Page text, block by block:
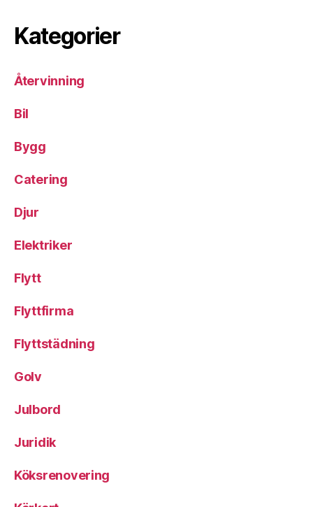
Kategorier
Återvinning
Bil
Bygg
Catering
Djur
Elektriker
Flytt
Flyttfirma
Flyttstädning
Golv
Julbord
Juridik
Köksrenovering